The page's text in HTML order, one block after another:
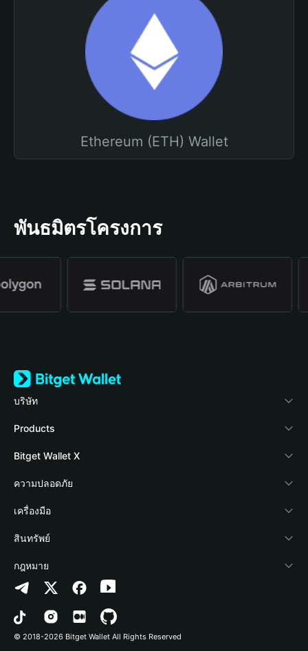
Ethereum (ETH) Wallet
พันธมิตรโครงการ
บริษัท
เกี่ยวกับ Bitget Wallet
Blog
Academy
ข่าวสารด้านคริปโต
ศูนย์ช่วยเหลือ
ติดต่อเรา
ทรัพยากรข้อมูลของแบรนด์
อาชีพ
Products
Crypto Card
Stablecoin Earn
Payfi Crypto
Crypto Swap API
Altcoin Season Index
Prediction Markets
DApp
Bitget Wallet X
นักพัฒนา
เชื่อมต่อ Wallet
Bitget Wallet Pay
ลิสต์โปรเจกต์
ความปลอดภัย
Protection Fund
เทคโนโลยีความปลอดภัย
เครื่องมือ
ซื้อคริปโต
การตรวจจับการอนุญาต
การตรวจจับสัญญา
การโอนเป็นชุด
สินทรัพย์
Arbitrum
Avalanche
Bitcoin
กฎหมาย
นโยบายความเป็นส่วนตัว
ข้อตกลงในการใช้บริการ
© 2018-2026 Bitget Wallet All Rights Reserved